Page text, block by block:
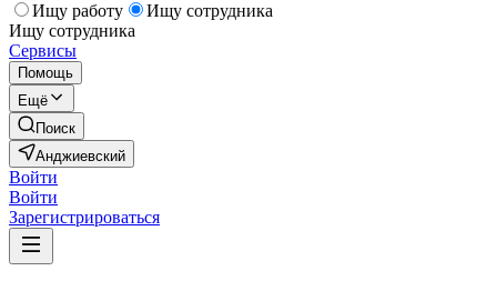
Ищу работу
Ищу сотрудника
Ищу сотрудника
Сервисы
Помощь
Ещё
Поиск
Анджиевский
Войти
Войти
Зарегистрироваться